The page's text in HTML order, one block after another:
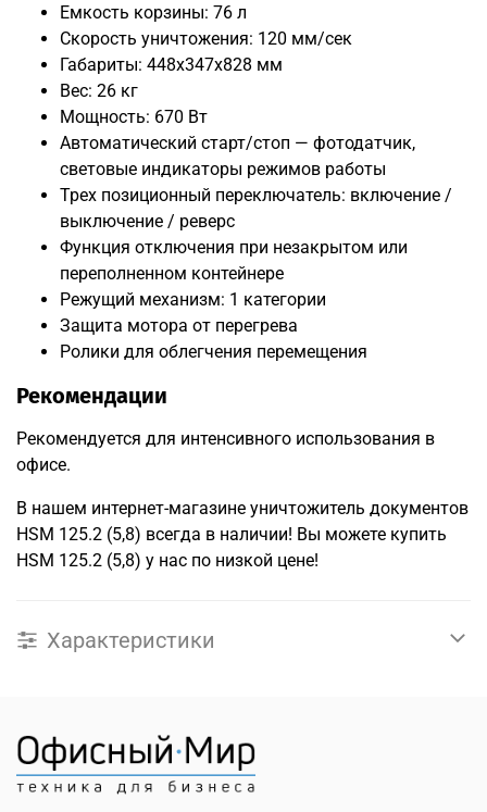
Емкость корзины: 76 л
Скорость уничтожения: 120 мм/сек
Габариты: 448x347x828 мм
Вес: 26 кг
Мощность: 670 Вт
Автоматический старт/стоп — фотодатчик,
световые индикаторы режимов работы
Трех позиционный переключатель: включение /
выключение / реверс
Функция отключения при незакрытом или
переполненном контейнере
Режущий механизм: 1 категории
Защита мотора от перегрева
Ролики для облегчения перемещения
Рекомендации
Рекомендуется для интенсивного использования в
офисе.
В нашем интернет-магазине уничтожитель документов
HSM 125.2 (5,8) всегда в наличии! Вы можете купить
HSM 125.2 (5,8) у нас по низкой цене!
Характеристики